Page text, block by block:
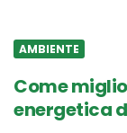
AMBIENTE
Come
energetica